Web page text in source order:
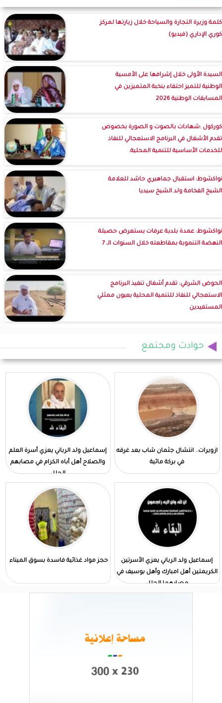
كلمة وزيرة التجارة والسياحة خلال زيارتها لمركز
كوري الإداري (فيديو)
السيدة الأولى خلال إشرافها على الأمسية
الوطنية للتميز احتفاء بنخبة المتميزين في
المسابقات الوطنية 2026
كوركول :شهادات بالصوت و الصورة بخصوص
تقدم الأشغال في البرنامج الاستعجالي للنفاذ
للخدمات الأساسية للتنمية المحلية.
نواكشوط: استقبال جماهيري حاشد للعلامة
الشيخ الفخامة ولد الشيخ سيديا
نواكشوط: عمدة بلدية عرفات يستعرض حصيلة
النهضة التنموية بمقاطعته خلال السنوات الـ 7
الحوض الشرقي: تقدم أشغال تنفيذ البرنامج
الاستعجالي للنفاذ للتنمية المحلية بعيون ممثلي
المستفيدين
حوادث ومجتمع
ازويرات.. انتشال جثمان شاب بعد غرقه
في بركة مائية
إسماعيل ولد الرباني يعزي أسرة العلم
والصلاح أهل أباه الكرام في مصابهم
الجلل
إسماعيل ولد الرباني يعزي الأسرتين
الكريمتين أهل امبارك وأهل بوسيف في
مصابهما الجلل
حجز مواد غذائية فاسدة بسوق الميناء